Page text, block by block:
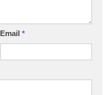
Email *